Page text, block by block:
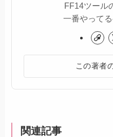
FF14ツール
一番やってる
この著者
関連記事